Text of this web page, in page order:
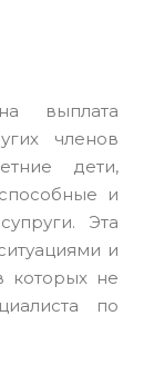
выплата
членов
дети,
и
Эта
и
которых не
по